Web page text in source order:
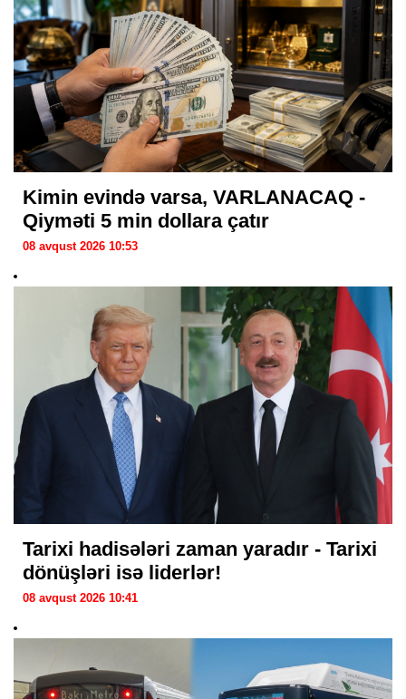
Kimin evində varsa, VARLANACAQ -
Qiyməti 5 min dollara çatır
08 avqust 2026 10:53
Tarixi hadisələri zaman yaradır - Tarixi
dönüşləri isə liderlər!
08 avqust 2026 10:41